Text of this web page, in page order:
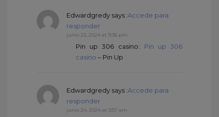
Edwardgredy says :Accede para
responder
junio 23, 2024 at 9:36 pm
Pin up 306 casino: Pin up 306
casino – Pin Up
Edwardgredy says :Accede para
responder
junio 24, 2024 at 3:57 am